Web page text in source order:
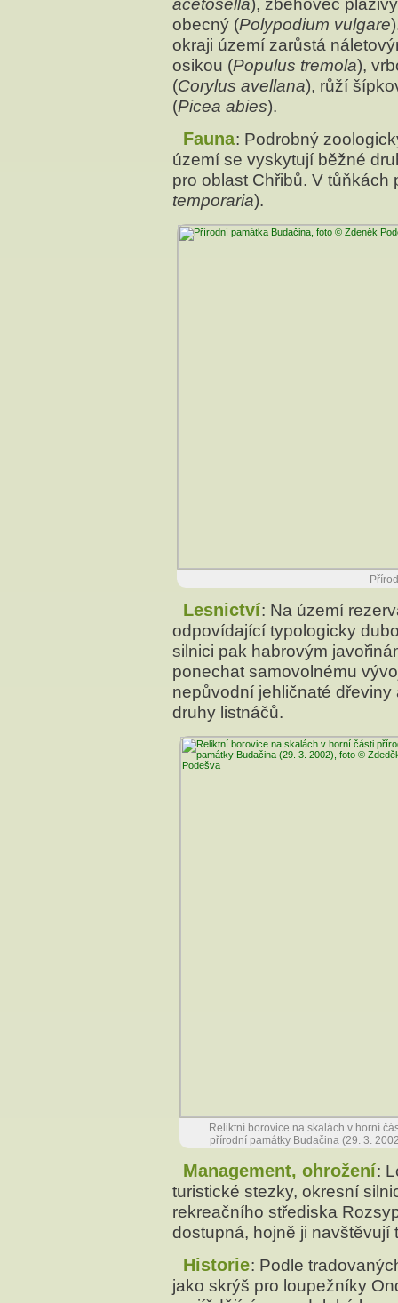
acetosella), zběhovec
obecný (Polypodium vulgare
okraji území zarůstá
osikou (Populus tremola),
(Corylus avellana), růží
(Picea abies).
Fauna: Podrobný
území se vyskytují běžné
pro oblast Chřibů. V
temporaria).
Lesnictví: Na území
odpovídající typologicky
silnici pak habrovým
ponechat samovolnému
nepůvodní jehličnaté
druhy listnáčů.
Reliktní borovice na skalách v horní
přírodní památky Budačina (29. 3.
Management, ohrožení:
turistické stezky, okresní
rekreačního střediska
dostupná, hojně ji navštěvují
Historie: Podle
jako skrýš pro loupežníky